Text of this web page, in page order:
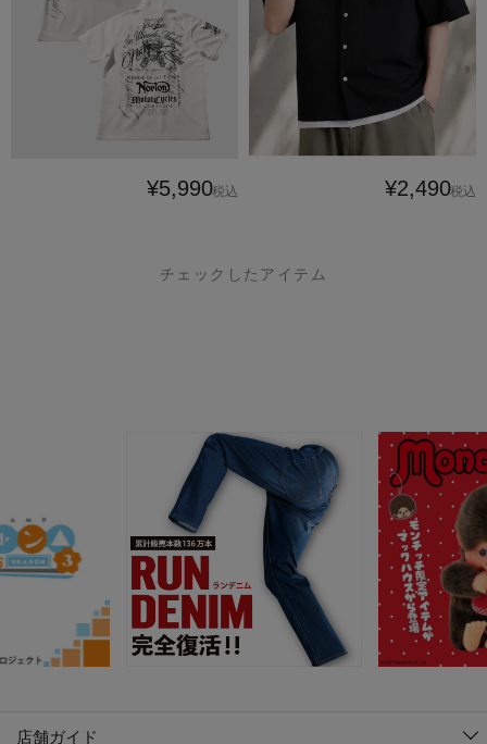
¥5,990税込 ¥2,490税込
チェックしたアイテム
店舗ガイド